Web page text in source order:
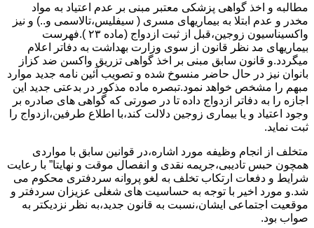
مطالبه و اخذ گواهی پزشکی معتبر مبنی بر عدم اعتیاد به مواد
مخدر و عدم ابتلا به بیماریهای مسری ( سیفلیس،تالاسمی و..) و نیز
واکسیناسیون زوجین،قبل از ثبت ازدواج (ماده ۲۳ ).فهرست
بیماریهای مد نظر قانون از سوی وزارت بهداشت به دفاتر اعلام
میگردد.و قانون سابق مبنی بر اخذ گواهی تزریق واکسن ضد کزاز
بانوان نیز در حال حاضر منسوخ شده و تصویب آئین نامه جدید موارد
مبهم را مشخص خواهد نمود.تبصره ماده مذکور در بدعتی جدید این
اجازه را به دفاتر ازدواج داده تا در صورتی که گواهی های صادره بر
وجود اعتیاد و یا بیماری زوجین دلالت کند،با اطلاع طرفین،ازدواج را
ثبت نماید.
متخلف از انجام وظیفه مورد اشاره،در قوانین سابق با مواردی
همچون حبس تادیبی،جریمه نقدی و انفصال موقت و نهایتا” با رعایت
شرایط و دفعات ارتکاب تخلف به لغو پروانه سردفتری محکوم می
شد.و مورد اخیر با توجه به حساسیت های شغلی عزیزان سردفتر و
موقعیت اجتماعی ایشان،نسبت به قانون جدید،به نظر نزدیکتر به
صواب بود.